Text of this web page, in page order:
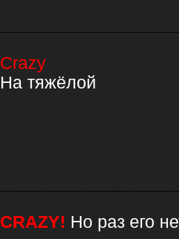
Crazy
На тяжёлой
СRAZY! Но раз его